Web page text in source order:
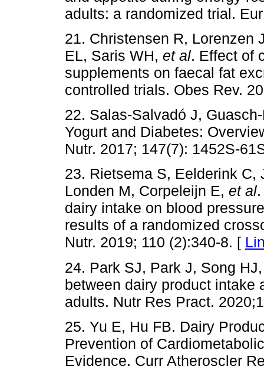
adults: a randomized trial.
21. Christensen R, Lorenzen
EL, Saris WH, et al. Effect of
supplements on faecal fat
controlled trials. Obes Rev.
22. Salas-Salvadó J,
Yogurt and Diabetes:
Nutr. 2017; 147(7): 1452S-
23. Rietsema S, Eelderink C,
Londen M, Corpeleijn E, et al
dairy intake on blood
results of a randomized
Nutr. 2019; 110 (2):340-8. [
24. Park SJ, Park J, Song
between dairy product intake
adults. Nutr Res Pract.
25. Yu E, Hu FB. Dairy
Prevention of
Evidence. Curr Atheroscler